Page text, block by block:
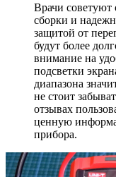
Врачи советуют
сборки и
защитой от
будут более
внимание на
подсветки
диапазона
не стоит
отзывах
ценную
прибора.